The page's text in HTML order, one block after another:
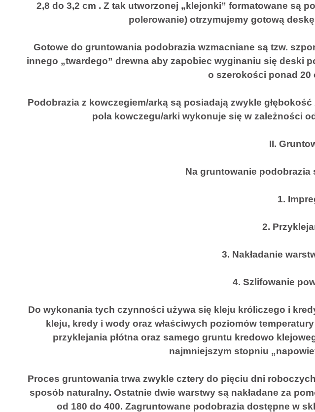
2,8 do 3,2 cm . Z tak utworzonej „klejonki” formatowane są
polerowanie) otrzymujemy gotową
Gotowe do gruntowania podobrazia wzmacniane są tzw.
innego „twardego” drewna aby zapobiec wyginaniu się deski
o szerokości ponad 20
Podobrazia z kowczegiem/arką są posiadają zwykle
pola kowczegu/arki wykonuje się w zależności
II.
Na gruntowanie podobrazia
1.
2.
3. Nakładanie
4. Szlifowanie
Do wykonania tych czynności używa się kleju króliczego i
kleju, kredy i wody oraz właściwych poziomów
przyklejania płótna oraz samego gruntu kredowo
najmniejszym stopniu
Proces gruntowania trwa zwykle cztery do pięciu dni
sposób naturalny. Ostatnie dwie warstwy są nakładane za
od 180 do 400. Zagruntowane podobrazia dostępne w